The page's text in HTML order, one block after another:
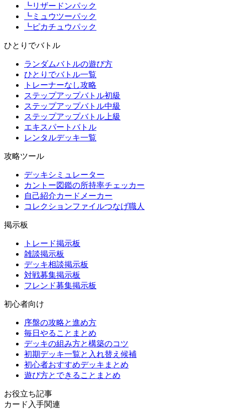
┗リザードンパック
┗ミュウツーパック
┗ピカチュウパック
ひとりでバトル
ランダムバトルの遊び方
ひとりでバトル一覧
トレーナーなし攻略
ステップアップバトル初級
ステップアップバトル中級
ステップアップバトル上級
エキスパートバトル
レンタルデッキ一覧
攻略ツール
デッキシミュレーター
カントー図鑑の所持率チェッカー
自己紹介カードメーカー
コレクションファイルつなげ職人
掲示板
トレード掲示板
雑談掲示板
デッキ相談掲示板
対戦募集掲示板
フレンド募集掲示板
初心者向け
序盤の攻略と進め方
毎日やることまとめ
デッキの組み方と構築のコツ
初期デッキ一覧と入れ替え候補
初心者おすすめデッキまとめ
遊び方とできることまとめ
お役立ち記事
カード入手関連